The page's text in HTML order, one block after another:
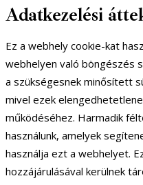
Adatkezelési
Ez a webhely cookie-kat
webhelyen való böngészés
a szükségesnek minősített
mivel ezek
működéséhez. Harmadik
használunk, amelyek
használja ezt a webhelyet.
hozzájárulásával kerülnek